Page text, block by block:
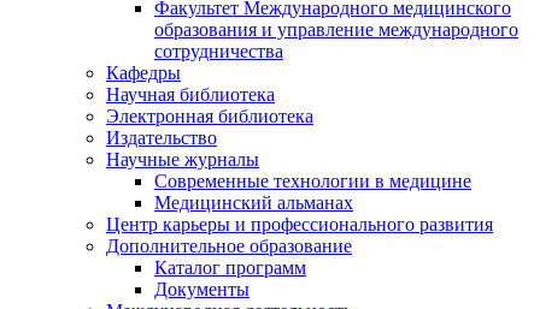
Факультет Международного медицинского
образования и управление международного
сотрудничества
Кафедры
Научная библиотека
Электронная библиотека
Издательство
Научные журналы
Современные технологии в медицине
Медицинский альманах
Центр карьеры и профессионального развития
Дополнительное образование
Каталог программ
Документы